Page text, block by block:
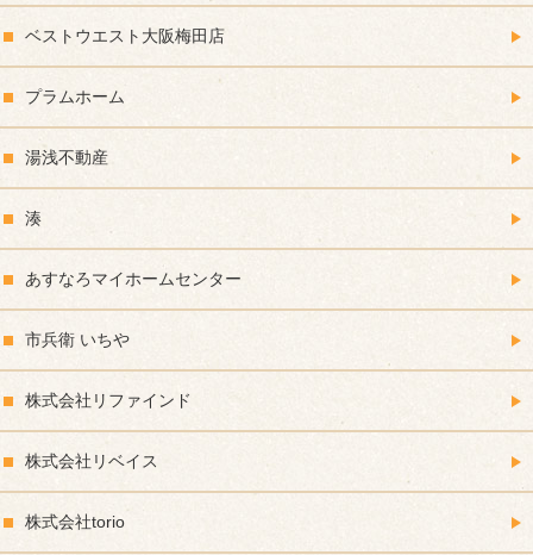
ベストウエスト大阪梅田店
プラムホーム
湯浅不動産
湊
あすなろマイホームセンター
市兵衛 いちや
株式会社リファインド
株式会社リベイス
株式会社torio